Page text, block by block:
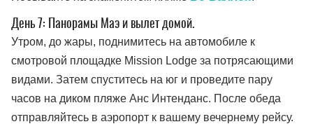
День 7: Панорамы Маэ и вылет домой.
Утром, до жары, поднимитесь на автомобиле к
смотровой площадке Mission Lodge за потрясающими
видами. Затем спуститесь на юг и проведите пару
часов на диком пляже Анс Интенданс. После обеда
отправляйтесь в аэропорт к вашему вечернему рейсу.